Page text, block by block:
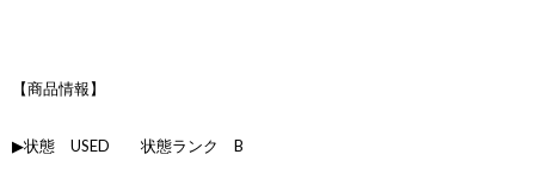
【商品情報】
▶状態 USED 状態ランク B